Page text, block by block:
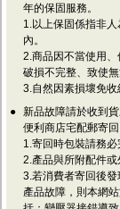
年的保固服務。
1.以上保固係指非
內。
2.商品因不當使用
破損不完整、致使無
3.自然因素損壞免收
● 新品故障請於收到
便利商店宅配郵寄
1.寄回時包裝請務必
2.產品與所附配件或
3.若消費者寄回後
產品故障，則本網